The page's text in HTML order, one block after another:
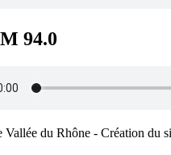
94.0
du Rhône - Création du